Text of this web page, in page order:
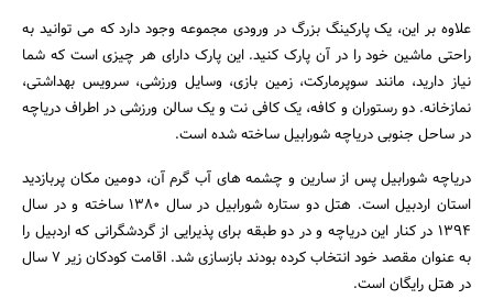
علاوه بر این، یک پارکینگ بزرگ در ورودی مجموعه وجود دارد که می توانید به
راحتی ماشین خود را در آن پارک کنید. این پارک دارای هر چیزی است که شما
نیاز دارید، مانند سوپرمارکت، زمین بازی، وسایل ورزشی، سرویس بهداشتی،
نمازخانه. دو رستوران و کافه، یک کافی نت و یک سالن ورزشی در اطراف دریاچه
در ساحل جنوبی دریاچه شورابیل ساخته شده است.
دریاچه شورابیل پس از سارین و چشمه های آب گرم آن، دومین مکان پربازدید
استان اردبیل است. هتل دو ستاره شورابیل در سال 1380 ساخته و در سال
1394 در کنار این دریاچه و در دو طبقه برای پذیرایی از گردشگرانی که اردبیل را
به عنوان مقصد خود انتخاب کرده بودند بازسازی شد. اقامت کودکان زیر 7 سال
در هتل رایگان است.